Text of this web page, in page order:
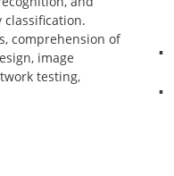
comprehension of
image
testing,